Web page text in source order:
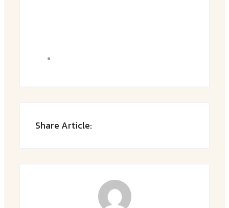
Share Article: